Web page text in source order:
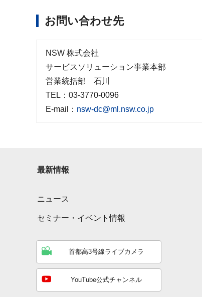
お問い合わせ先
NSW 株式会社
サービスソリューション事業本部
営業統括部 石川
TEL：03-3770-0096
E-mail： nsw-dc@ml.nsw.co.jp
最新情報
ニュース
セミナー・イベント情報
首都高3号線ライブカメラ
YouTube公式チャンネル